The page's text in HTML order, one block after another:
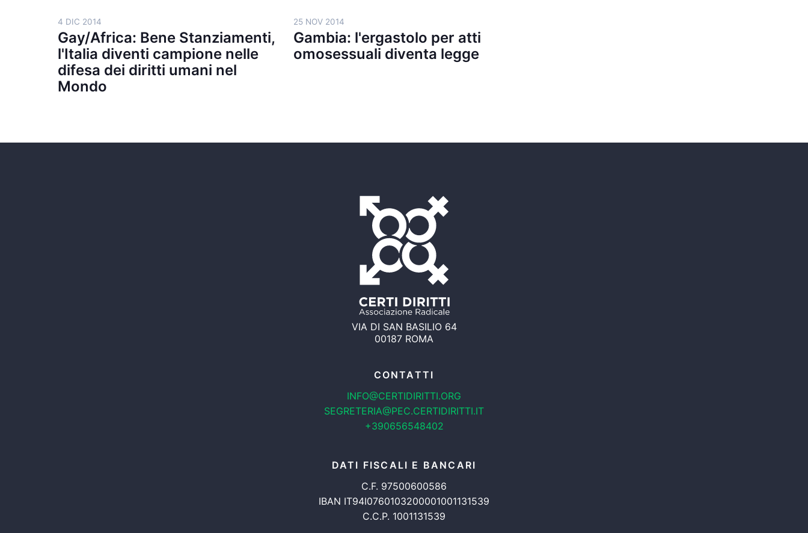
4 DIC 2014
Gay/Africa: Bene Stanziamenti,
l'Italia diventi campione nelle
difesa dei diritti umani nel
Mondo
25 NOV 2014
Gambia: l'ergastolo per atti
omosessuali diventa legge
VIA DI SAN BASILIO 64
00187 ROMA
CONTATTI
INFO@CERTIDIRITTI.ORG
SEGRETERIA@PEC.CERTIDIRITTI.IT
+390656548402
DATI FISCALI E BANCARI
C.F. 97500600586
IBAN IT94I0760103200001001131539
C.C.P. 1001131539